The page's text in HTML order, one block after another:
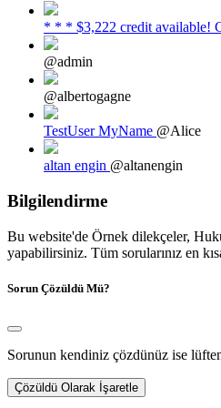
* * * $3,222 credit available!
@admin
@albertogagne
TestUser MyName @Alice
altan engin @altanengin
Bilgilendirme
Bu website'de Örnek dilekçeler,
yapabilirsiniz. Tüm sorularınız en
Sorun Çözüldü Mü?
Sorunun kendiniz çözdünüz ise
Çözüldü Olarak İşaretle